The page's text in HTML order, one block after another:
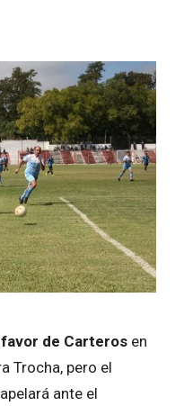
de Carteros en
Trocha, pero el
ante el